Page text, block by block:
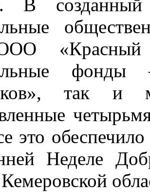
В
«Красный
так и
это
Неделе